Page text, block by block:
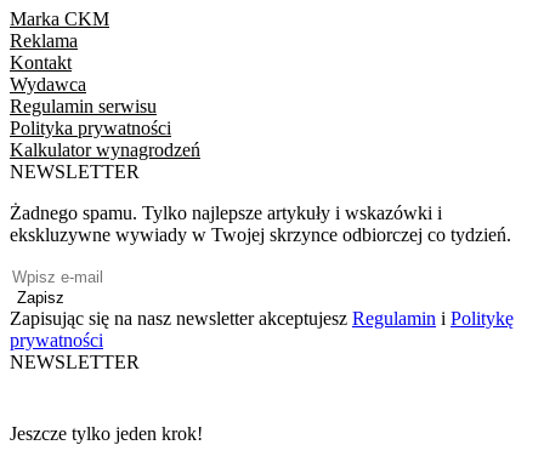
Marka CKM
Reklama
Kontakt
Wydawca
Regulamin serwisu
Polityka prywatności
Kalkulator wynagrodzeń
NEWSLETTER
Żadnego spamu. Tylko najlepsze artykuły i wskazówki i
ekskluzywne wywiady w Twojej skrzynce odbiorczej co tydzień.
Zapisz
Zapisując się na nasz newsletter akceptujesz Regulamin i Politykę
prywatności
NEWSLETTER
Jeszcze tylko jeden krok!